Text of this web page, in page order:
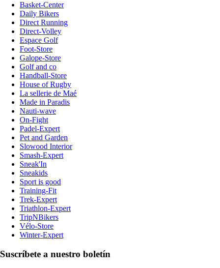
Basket-Center
Daily Bikers
Direct Running
Direct-Volley
Espace Golf
Foot-Store
Galope-Store
Golf and co
Handball-Store
House of Rugby
La sellerie de Maé
Made in Paradis
Nauti-wave
On-Fight
Padel-Expert
Pet and Garden
Slowood Interior
Smash-Expert
Sneak'In
Sneakids
Sport is good
Training-Fit
Trek-Expert
Triathlon-Expert
TripNBikers
Vélo-Store
Winter-Expert
Suscríbete a nuestro boletín